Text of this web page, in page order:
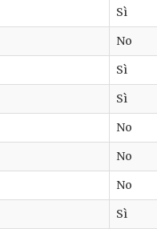
Sì
No
Sì
Sì
No
No
No
Sì